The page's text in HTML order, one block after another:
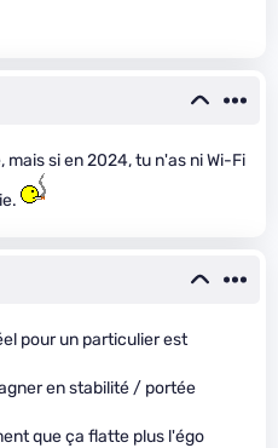
si en 2024, tu n'as ni Wi-Fi
pour un particulier est
en stabilité / portée
que ça flatte plus l'égo